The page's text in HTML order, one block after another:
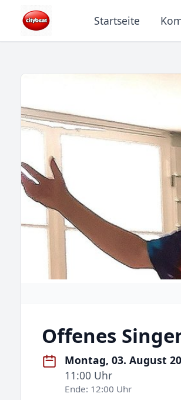
Startseite
Offenes
Montag, 03. August
11:00 Uhr
Ende: 12:00 Uhr